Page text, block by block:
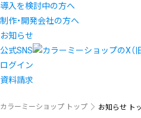
導入を検討中の方へ
制作・開発会社の方へ
お知らせ
公式SNS
ログイン
資料請求
カラーミーショップ トップ お知らせ ト